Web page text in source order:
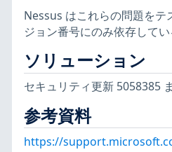
Nessus はこれらの問題をテ
ジョン番号にのみ依存して
ソリューション
セキュリティ更新 5058385
参考資料
https://